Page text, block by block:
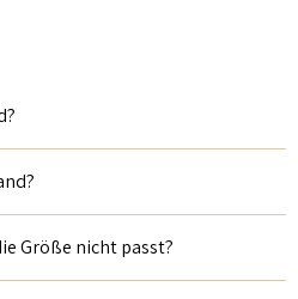
Größe nicht passt?